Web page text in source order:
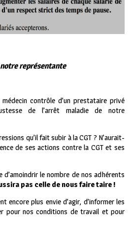
représentante
contrôle d’un prestataire privé
de l’arrêt maladie de notre
qu’il fait subir à la CGT ? N’aurait-
de ses actions contre la CGT et ses
d’amoindrir le nombre de nos adhérents
pas celle de nous faire taire !
encore plus envie d’agir, d’informer les
pour nos conditions de travail et pour